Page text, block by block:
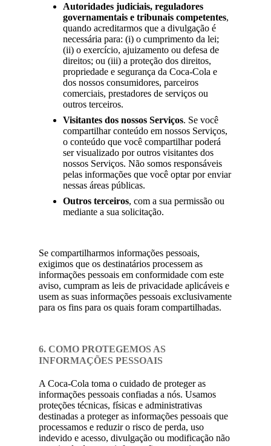
Autoridades judiciais, reguladores
governamentais e tribunais competentes,
quando acreditarmos que a divulgação é
necessária para: (i) o cumprimento da lei;
(ii) o exercício, ajuizamento ou defesa de
direitos; ou (iii) a proteção dos direitos,
propriedade e segurança da Coca-Cola e
dos nossos consumidores, parceiros
comerciais, prestadores de serviços ou
outros terceiros.
Visitantes dos nossos Serviços. Se você
compartilhar conteúdo em nossos Serviços,
o conteúdo que você compartilhar poderá
ser visualizado por outros visitantes dos
nossos Serviços. Não somos responsáveis
pelas informações que você optar por enviar
nessas áreas públicas.
Outros terceiros, com a sua permissão ou
mediante a sua solicitação.
Se compartilharmos informações pessoais,
exigimos que os destinatários processem as
informações pessoais em conformidade com este
aviso, cumpram as leis de privacidade aplicáveis e
usem as suas informações pessoais exclusivamente
para os fins para os quais foram compartilhadas.
6. COMO PROTEGEMOS AS
INFORMAÇÕES PESSOAIS
A Coca-Cola toma o cuidado de proteger as
informações pessoais confiadas a nós. Usamos
proteções técnicas, físicas e administrativas
destinadas a proteger as informações pessoais que
processamos e reduzir o risco de perda, uso
indevido e acesso, divulgação ou modificação não